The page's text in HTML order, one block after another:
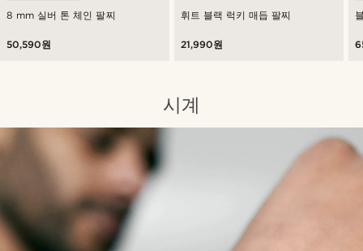
8 mm 실버 톤 체인 팔찌
50,590원
휘트 블랙 럭키 매듭 팔찌
21,990원
시계